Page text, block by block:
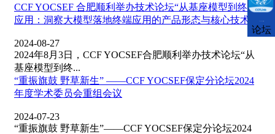
CCF YOCSEF 合肥顺利举办技术论坛“从基座模型到终端
应用：洞察大模型落地终端应用的产品形态与核心技术”
2024-08-27
2024年8月3日，CCF YOCSEF合肥顺利举办技术论坛“从
基座模型到终...
“重振旗鼓 野草新生” ——CCF YOCSEF保定分论坛2024
年度学术委员会重组会议
2024-07-23
“重振旗鼓 野草新生”——CCF YOCSEF保定分论坛2024
论坛